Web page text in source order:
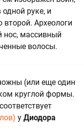
руке, и
Археологи
нос, массивный
волосы.
(или еще один
круглой формы.
у Диодора